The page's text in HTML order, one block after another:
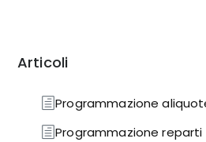
Articoli
Programmazione
Programmazione reparti